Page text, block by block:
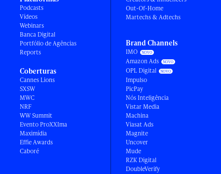
Podcasts
Vídeos
Webinars
Banca Digital
Portfólio de Agências
Reports
Coberturas
Cannes Lions
SXSW
MWC
NRF
WW Summit
Evento ProXXIma
Maximídia
Effie Awards
Caboré
Out-Of-Home
Martechs & Adtechs
Brand Channels
IMO
Amazon Ads
OPL Digital
Impulso
PicPay
Nós Inteligência
Vistar Media
Machina
Viasat Ads
Magnite
Uncover
Mude
RZK Digital
DoubleVerify